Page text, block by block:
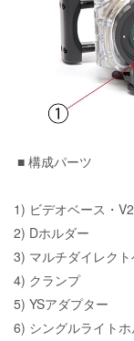
■ 構成パーツ
1) ビデオベース・V2
2) Dホルダー
3) マルチダイレク
4) クランプ
5) YSアダプター
6) シングルライト